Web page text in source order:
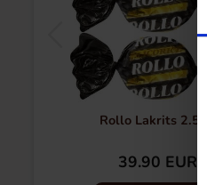
Rollo Lakrits 2.5kg
39.90 EUR